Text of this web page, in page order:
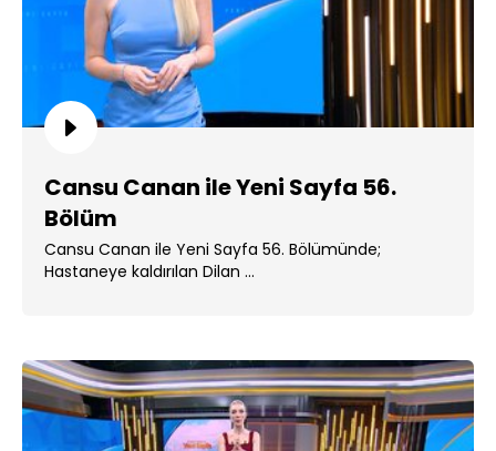
Cansu Canan ile Yeni Sayfa 56.
Bölüm
Cansu Canan ile Yeni Sayfa 56. Bölümünde;
Hastaneye kaldırılan Dilan ...